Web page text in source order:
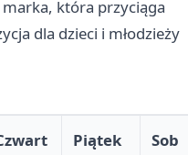
marka, która przyciąga
dla dzieci i młodzieży
Piątek
Sob